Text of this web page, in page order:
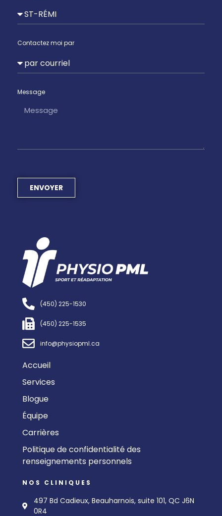
Contactez moi par
Message
ENVOYER
(450) 225-1530
(450) 225-1535
info@physiopml.ca
Accueil
Services
Blogue
Équipe
Carrières
Politique de confidentialité des
renseignements personnels
NOS CLINIQUES
497 Bd Cadieux, Beauharnois, suite 101, QC J6N
0R4